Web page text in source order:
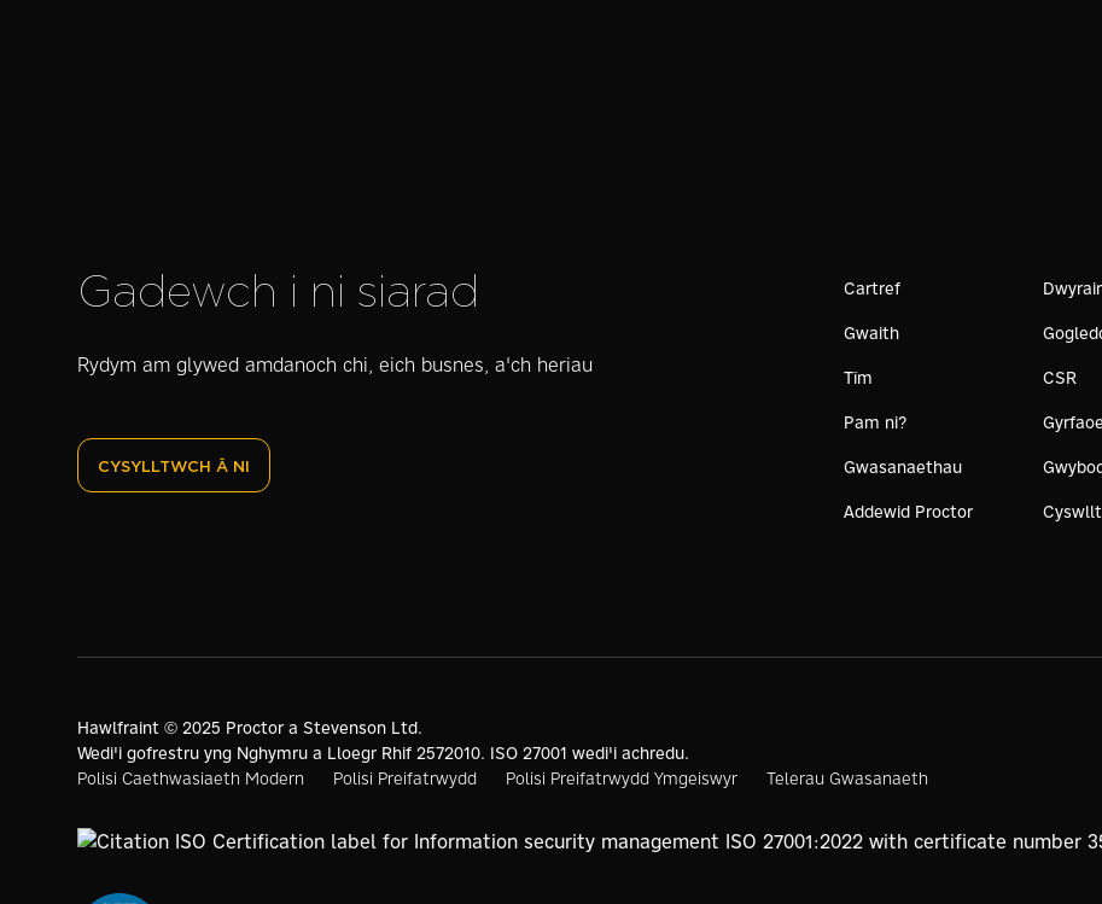
Gadewch i ni siarad
Rydym am glywed amdanoch chi, eich busnes, a'ch heriau
CYSYLLTWCH Â NI
Cartref
Gwaith
Tîm
Pam ni?
Gwasanaethau
Addewid Proctor
CSR
Cyswllt
Hawlfraint © 2025 Proctor a Stevenson Ltd.
Wedi'i gofrestru yng Nghymru a Lloegr Rhif 2572010. ISO 27001 wedi'i achredu.
Polisi Caethwasiaeth Modern
Polisi Preifatrwydd Polisi Preifatrwydd Ymgeiswyr Telerau Gwasanaeth